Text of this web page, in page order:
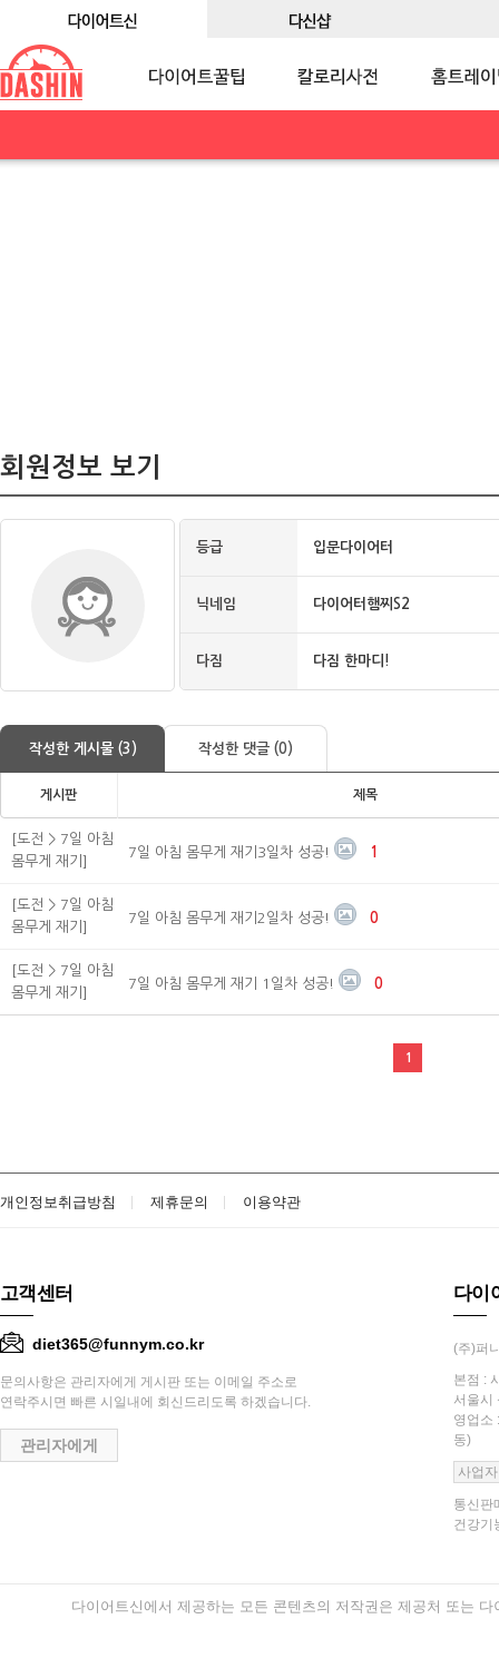
회원정보 보기
등급 입문다이어터
닉네임 다이어터햄찌S2
다짐 다짐 한마디!
작성한 게시물 (3) 작성한 댓글 (0)
게시판 제목
[도전 > 7일 아침
몸무게 재기]
7일 아침 몸무게 재기3일차 성공! 1
[도전 > 7일 아침
몸무게 재기]
7일 아침 몸무게 재기2일차 성공! 0
[도전 > 7일 아침
몸무게 재기]
7일 아침 몸무게 재기 1일차 성공! 0
1
개인정보취급방침 제휴문의 이용약관
고객센터
diet365@funnym.co.kr
문의사항은 관리자에게 게시판 또는 이메일 주소로
연락주시면 빠른 시일내에 회신드리도록 하겠습니다.
관리자에게
다이
(주)퍼
본점 :
서울시
영업소
동)
사업
통신판
건강기
다이어트신에서 제공하는 모든 콘텐츠의 저작권은 제공처 또는